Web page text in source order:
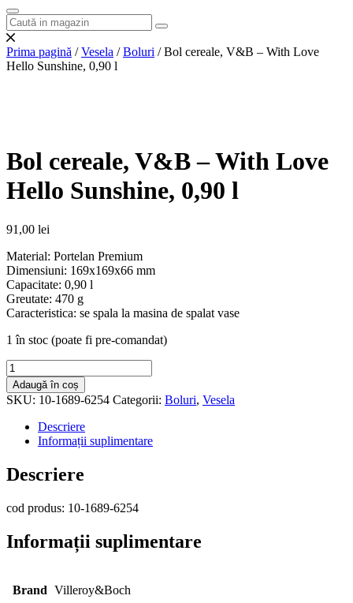
Prima pagină /Vesela /Boluri / Bol cereale, V&B – With Love
Hello Sunshine, 0,90 l
Bol cereale, V&B – With Love
Hello Sunshine, 0,90 l
91,00 lei
Material: Portelan Premium
Dimensiuni: 169x169x66 mm
Capacitate: 0,90 l
Greutate: 470 g
Caracteristica: se spala la masina de spalat vase
1 în stoc (poate fi pre-comandat)
Cantitate
Bol
cereale,
V&B
With
Hello
Sunshine,
l
Adaugă în coș
SKU: 10-1689-6254 Categorii: Boluri, Vesela
Descriere
Informații suplimentare
Descriere
cod produs: 10-1689-6254
Informații suplimentare
Brand Villeroy&Boch